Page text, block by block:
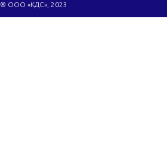
® ООО «КДС», 2023